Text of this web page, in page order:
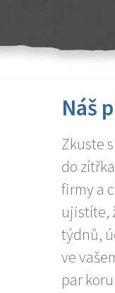
Náš
Zkuste
do
firmy a
ujistíte,
týdnů,
ve
par